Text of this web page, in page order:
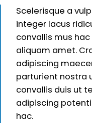
Scelerisque a
integer lacus
convallis mus
aliquam amet.
adipiscing
parturient nostra
convallis duis ut
adipiscing
hac.